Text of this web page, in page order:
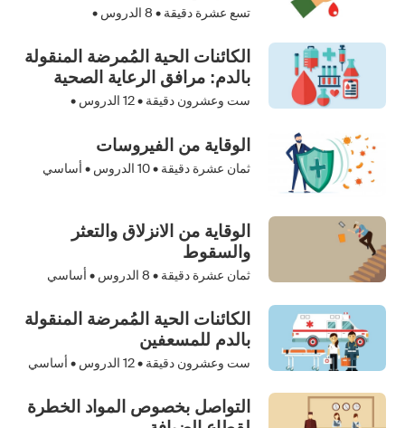
تسع عشرة دقيقة • 8 الدروس •
الكائنات الحية المُمرضة المنقولة
بالدم: مرافق الرعاية الصحية
ست وعشرون دقيقة •12 الدروس •
الوقاية من الفيروسات
ثمان عشرة دقيقة •10 الدروس • أساسي
الوقاية من الانزلاق والتعثر
والسقوط
ثمان عشرة دقيقة • 8 الدروس • أساسي
الكائنات الحية المُمرضة المنقولة
بالدم للمسعفين
ست وعشرون دقيقة •12 الدروس • أساسي
التواصل بخصوص المواد الخطرة